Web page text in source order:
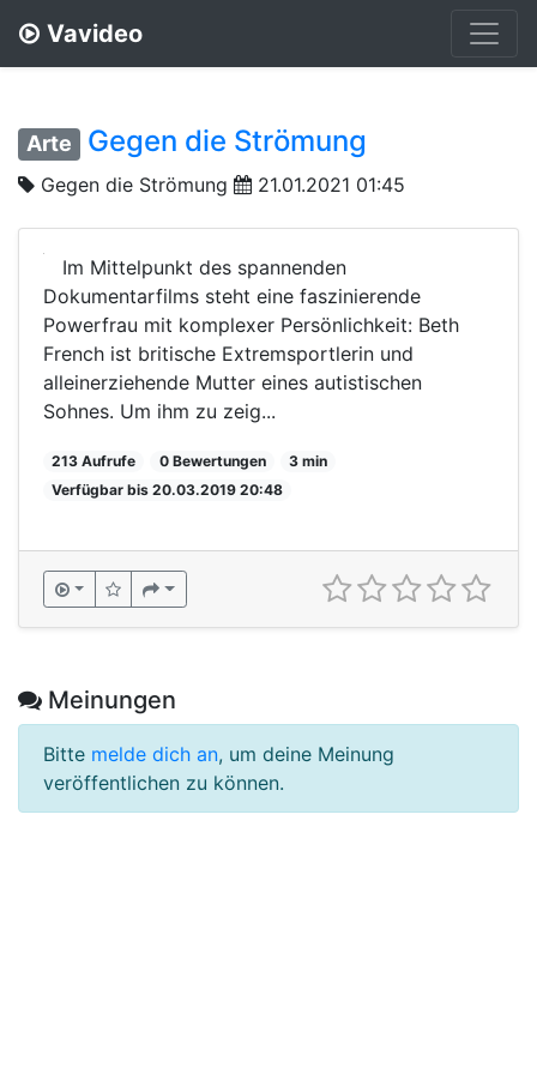
Vavideo
Arte Gegen die Strömung
Gegen die Strömung 21.01.2021 01:45
Im Mittelpunkt des spannenden
Dokumentarfilms steht eine faszinierende
Powerfrau mit komplexer Persönlichkeit: Beth
French ist britische Extremsportlerin und
alleinerziehende Mutter eines autistischen
Sohnes. Um ihm zu zeig...
213 Aufrufe 0 Bewertungen
3 min
Verfügbar bis 20.03.2019 20:48
Meinungen
Bitte melde dich an, um deine Meinung
veröffentlichen zu können.